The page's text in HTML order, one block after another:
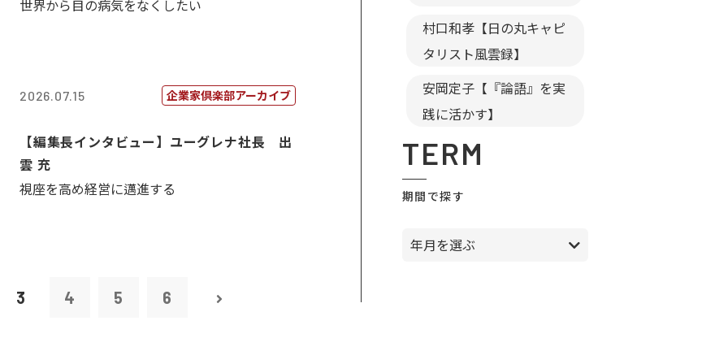
世界から目の病気をなくしたい
2026.07.15 企業家倶楽部アーカイブ
【編集長インタビュー】ユーグレナ社長 出
雲 充
視座を高め経営に邁進する
3 4 5 6
村口和孝【日の丸キャピ
タリスト風雲録】
安岡定子【『論語』を実
践に活かす】
TERM
期間で探す
年月を選ぶ